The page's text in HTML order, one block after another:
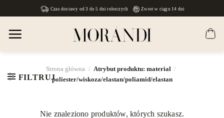
to
content
Czas dostawy od 3 do 5 dni roboczych Zwrot w ciągu 14 dni
Strona główna / Atrybut produktu: material /
poliester/wiskoza/elastan/poliamid/elastan
FILTRUJ
Nie znaleziono produktów, których szukasz.